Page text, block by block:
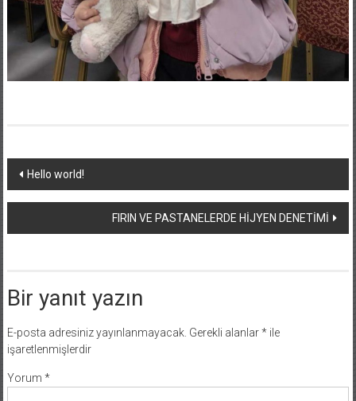
Yazı
dolaşımı
Hello world!
FIRIN VE PASTANELERDE HİJYEN DENETİMİ
Bir yanıt yazın
E-posta adresiniz yayınlanmayacak. Gerekli alanlar*ile
işaretlenmişlerdir
Yorum *